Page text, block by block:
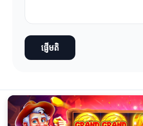
ផ្ញើមតិ